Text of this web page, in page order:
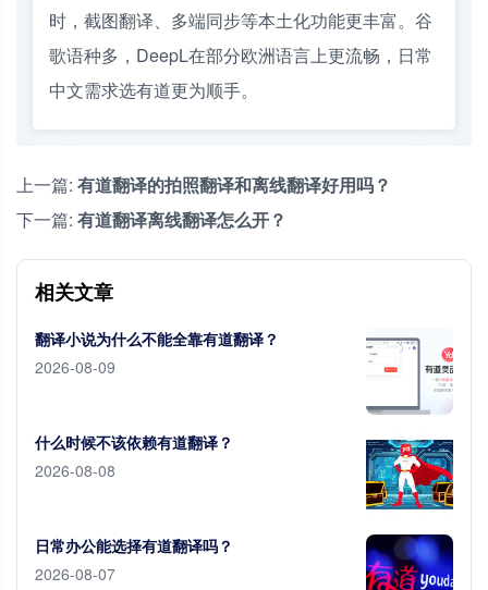
时，截图翻译、多端同步等本土化功能更丰富。谷
歌语种多，DeepL在部分欧洲语言上更流畅，日常
中文需求选有道更为顺手。
上一篇: 有道翻译的拍照翻译和离线翻译好用吗？
下一篇: 有道翻译离线翻译怎么开？
相关文章
翻译小说为什么不能全靠有道翻译？
2026-08-09
什么时候不该依赖有道翻译？
2026-08-08
日常办公能选择有道翻译吗？
2026-08-07